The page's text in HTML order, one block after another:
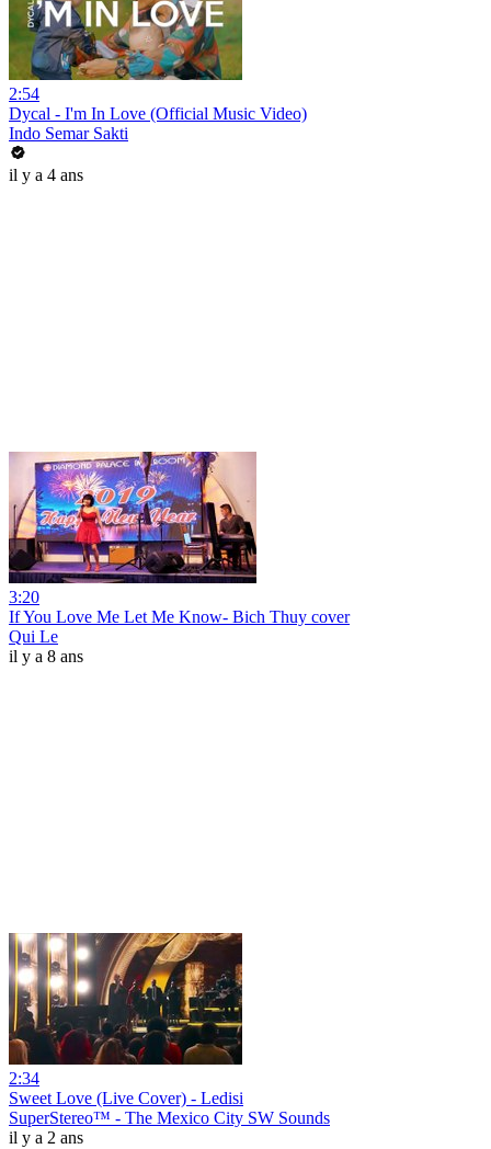
2:54
Dycal - I'm In Love (Official Music Video)
Indo Semar Sakti
il y a 4 ans
3:20
If You Love Me Let Me Know- Bich Thuy cover
Qui Le
il y a 8 ans
2:34
Sweet Love (Live Cover) - Ledisi
SuperStereo™ - The Mexico City SW Sounds
il y a 2 ans